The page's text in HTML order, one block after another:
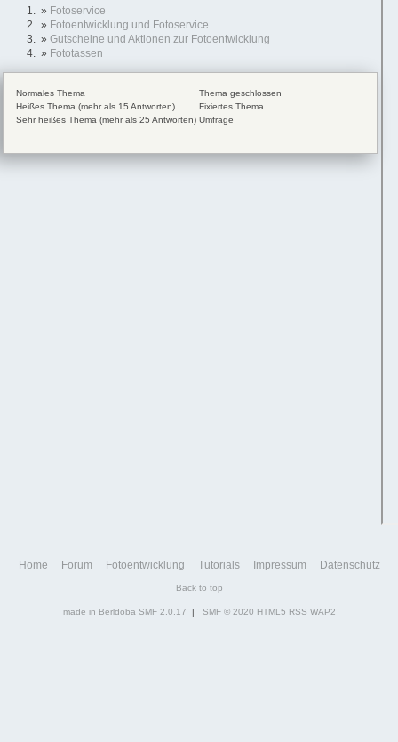
» Fotoservice
» Fotoentwicklung und Fotoservice
» Gutscheine und Aktionen zur Fotoentwicklung
» Fototassen
Normales Thema
Heißes Thema (mehr als 15 Antworten)
Sehr heißes Thema (mehr als 25 Antworten)
Thema geschlossen
Fixiertes Thema
Umfrage
Home Forum Fotoentwicklung Tutorials Impressum Datenschutz
Back to top
made in Berldoba SMF 2.0.17 | SMF © 2020 HTML5 RSS WAP2